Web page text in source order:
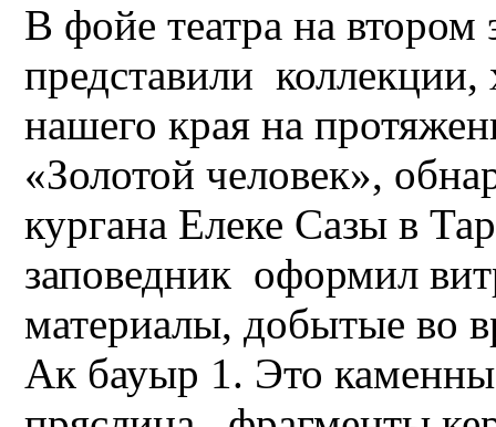
В фойе театра на
представили
нашего края на
«Золотой человек»,
кургана Елеке Сазы в
заповедник оформил
материалы, добытые во
Ак бауыр 1. Это